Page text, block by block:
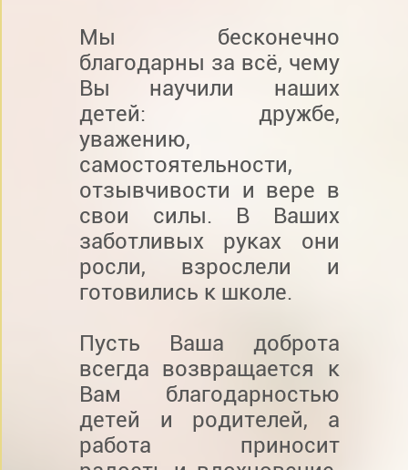
Мы бесконечно
благодарны за всё, чему
Вы научили наших
детей: дружбе,
уважению,
самостоятельности,
отзывчивости и вере в
свои силы. В Ваших
заботливых руках они
росли, взрослели и
готовились к школе.
Пусть Ваша доброта
всегда возвращается к
Вам благодарностью
детей и родителей, а
работа приносит